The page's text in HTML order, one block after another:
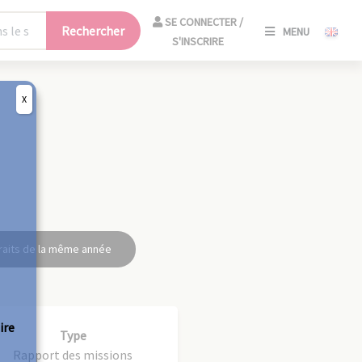
Rechercher
SE CONNECTER /
S'INSCRIRE
MENU
de la même année
Type
Rapport des missions
X